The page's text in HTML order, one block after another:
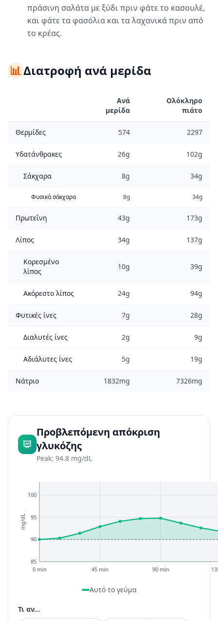
πράσινη σαλάτα με ξύδι πριν φάτε το κασουλέ,
και φάτε τα φασόλια και τα λαχανικά πριν από
το κρέας.
📊Διατροφή ανά μερίδα
Ανά
μερίδα
Ολόκληρο
πιάτο
Θερμίδες 574 2297
Υδατάνθρακες 26g 102g
Σάκχαρα 8g 34g
Φυσικά σάκχαρα 8g 34g
Πρωτεΐνη 43g 173g
Λίπος 34g 137g
Κορεσμένο
λίπος
10g 39g
Ακόρεστο λίπος 24g 94g
Φυτικές ίνες 7g 28g
Διαλυτές ίνες 2g 9g
Αδιάλυτες ίνες 5g 19g
Νάτριο 1832mg 7326mg
Προβλεπόμενη απόκριση
γλυκόζης
Peak: 94.8 mg/dL
85
90
95
100
0 min 45 min 90 min
mg/dL
Αυτό το γεύμα
Τι αν...